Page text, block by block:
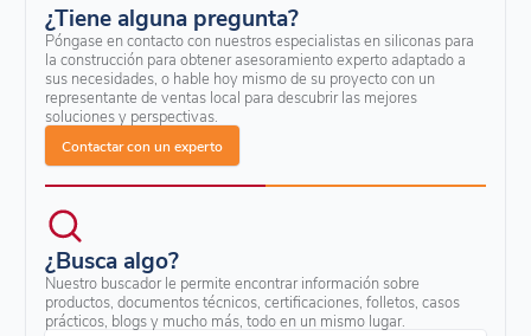
¿Tiene alguna pregunta?
Póngase en contacto con nuestros especialistas en siliconas para
la construcción para obtener asesoramiento experto adaptado a
sus necesidades, o hable hoy mismo de su proyecto con un
representante de ventas local para descubrir las mejores
soluciones y perspectivas.
Contactar con un experto
¿Busca algo?
Nuestro buscador le permite encontrar información sobre
productos, documentos técnicos, certificaciones, folletos, casos
prácticos, blogs y mucho más, todo en un mismo lugar.